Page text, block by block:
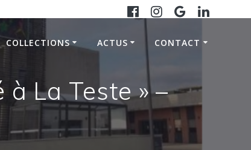
COLLECTIONS ACTUS CONTACT
La Teste » –